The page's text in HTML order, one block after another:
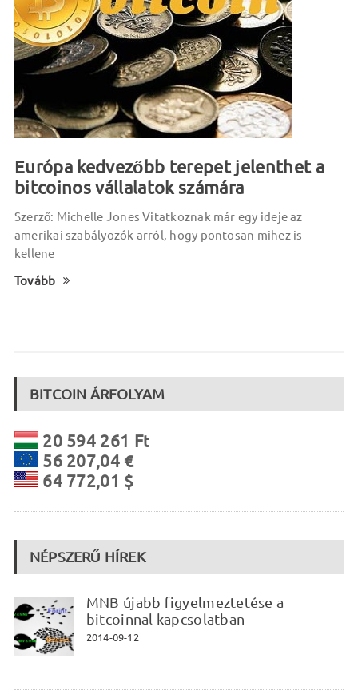
Európa kedvezőbb terepet jelenthet a
bitcoinos vállalatok számára
Szerző: Michelle Jones Vitatkoznak már egy ideje az
amerikai szabályozók arról, hogy pontosan mihez is
kellene
Tovább
BITCOIN ÁRFOLYAM
20 594 261 Ft
56 207,04 €
64 772,01 $
NÉPSZERŰ HÍREK
MNB újabb figyelmeztetése a
bitcoinnal kapcsolatban
2014-09-12